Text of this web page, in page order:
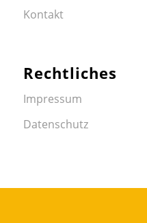
Kontakt
Rechtliches
Impressum
Datenschutz